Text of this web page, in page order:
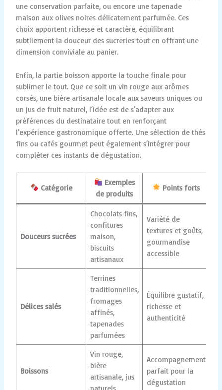
une conservation parfaite, ou encore une tapenade
maison aux olives noires délicatement parfumée. Ces
choix apportent richesse et caractère, équilibrant
subtilement la douceur des sucreries tout en offrant une
dimension conviviale au panier.
Enfin, la partie boisson apporte la touche finale pour
sublimer le tout. Que ce soit un vin rouge aux arômes
corsés, une bière artisanale locale aux saveurs uniques ou
un jus de fruit naturel, l’idée est de s’adapter aux
préférences du destinataire tout en renforçant
l’expérience gastronomique offerte. Une sélection de thés
fins ou cafés gourmet peut également s’intégrer pour
compléter ces instants de dégustation.
Catégorie
Exemples
de produits
Points forts
Douceurs sucrées
Chocolats fins,
confitures
maison,
biscuits
artisanaux
Variété de
textures et goûts,
gourmandise
accessible
Délices salés
Terrines
traditionnelles,
fromages
affinés,
tapenades
parfumées
Équilibre gustatif,
richesse et
authenticité
Boissons
Vin rouge,
bière
artisanale, jus
Accompagnement
parfait pour la
dégustation